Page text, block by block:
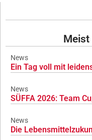
Meist
News
Ein Tag voll mit
News
SÜFFA 2026: Team
News
Die